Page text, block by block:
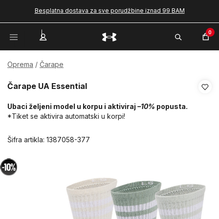
Besplatna dostava za sve porudžbine iznad 99 BAM
0
Oprema Čarape
Čarape UA Essential
Ubaci željeni model u korpu i aktiviraj –10% popusta.
*Tiket se aktivira automatski u korpi!
Šifra artikla: 1387058-377